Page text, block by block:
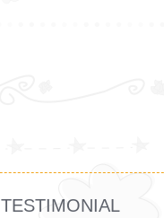
TESTIMONIAL